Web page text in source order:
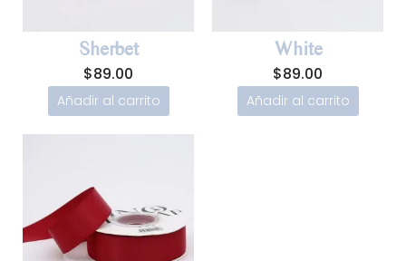
Sherbet
$89.00
Añadir al carrito
White
$89.00
Añadir al carrito